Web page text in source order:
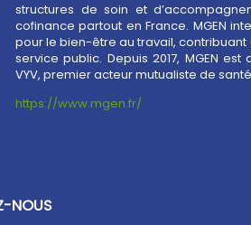
structures de soin et
cofinance partout en France. MGEN
VYV, premier acteur mutualiste de
https://www.mgen.fr/
NOUS